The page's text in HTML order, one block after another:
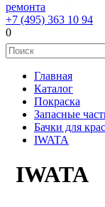
+7 (495) 363 10 94
0
Главная
Каталог
Покраска
Запасные
Бачки для
IWATA
IWATA